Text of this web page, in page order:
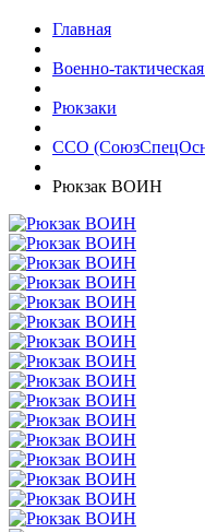
Главная
Военно-
Рюкзаки
ССО
Рюкзак ВОИН